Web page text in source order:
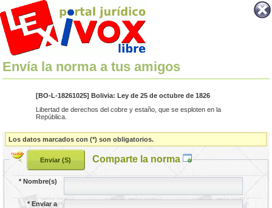
Envía la norma a tus amigos
[BO-L-18261025] Bolivia: Ley de 25 de octubre de 1826
Libertad de derechos del cobre y estaño, que se esploten en la
República.
Los datos marcados con (*) son obligatorios.
Comparte la norma
*Nombre(s)
*Enviar a